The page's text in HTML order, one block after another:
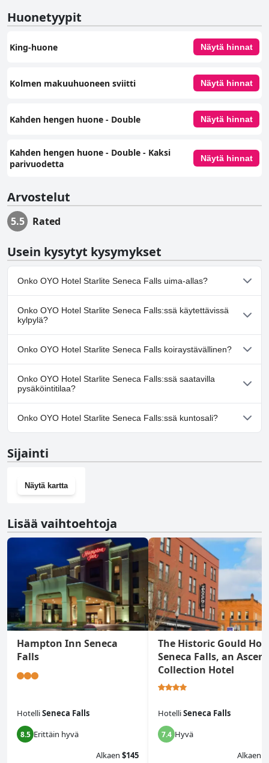
Huonetyypit
King-huone Näytä hinnat
Kolmen makuuhuoneen sviitti Näytä hinnat
Kahden hengen huone - Double Näytä hinnat
Kahden hengen huone - Double - Kaksi
parivuodetta
Näytä hinnat
Arvostelut
5.5 Rated
Usein kysytyt kysymykset
Onko OYO Hotel Starlite Seneca Falls uima-allas?
Ei, OYO Hotel Starlite Seneca Falls ei ole uima-allasta.
Onko OYO Hotel Starlite Seneca Falls:ssä käytettävissä
kylpylä?
Ei, OYO Hotel Starlite Seneca Falls ei tarjoa kylpylää.
Onko OYO Hotel Starlite Seneca Falls koiraystävällinen?
Kyllä, OYO Hotel Starlite Seneca Falls toivottaa koirat
tervetulleiksi.
Onko OYO Hotel Starlite Seneca Falls:ssä saatavilla
pysäköintitilaa?
Kyllä, OYO Hotel Starlite Seneca Falls tarjoaa
pysäköintimahdollisuuden.
Onko OYO Hotel Starlite Seneca Falls:ssä kuntosali?
Sijainti
Näytä kartta
Lisää vaihtoehtoja
Hampton Inn Seneca
Falls
HotelliSeneca Falls
8.5 Erittäin hyvä
Alkaen $145
The Historic Gould
Seneca Falls, an
Collection Hotel
HotelliSeneca Falls
7.4 Hyvä
Alkaen